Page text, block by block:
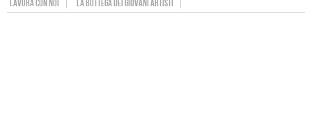
LAVORA CON NOI
LA BOTTEGA DEI GIOVANI ARTISTI